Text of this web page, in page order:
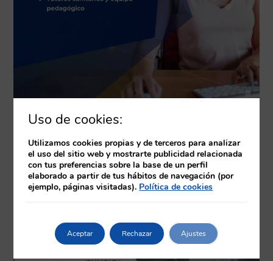
Productos relacionados
Uso de cookies:
Utilizamos cookies propias y de terceros para analizar
el uso del sitio web y mostrarte publicidad relacionada
con tus preferencias sobre la base de un perfil
elaborado a partir de tus hábitos de navegación (por
ejemplo, páginas visitadas). Política de cookies
Aceptar Rechazar Ajustes